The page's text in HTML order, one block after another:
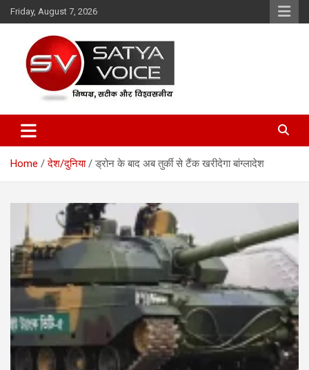
Skip
to
Friday, August 7, 2026
Satya Voice
Home देश/दुनिया ड्रोन के बाद अब तुर्की से टैंक खरीदेगा बांग्लादेश